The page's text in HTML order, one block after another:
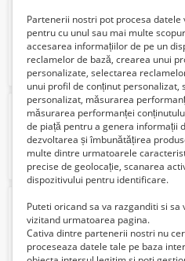
18500 Lei
NOU: Site-ul
200 Lei
1050 Lei
Partenerii nostri pot procesa datele
pentru cu unul sau mai multe
accesarea informațiilor de pe un
reclamelor de bază, crearea unui
personalizate, selectarea
unui profil de conținut personalizat,
personalizat, măsurarea
măsurarea performanței
de piață pentru a genera informații
dezvoltarea și îmbunătățirea
multe dintre urmatoarele
precise de geolocație, scanarea
dispozitivului pentru identificare.
Puteti oricand sa va razganditi si
vizitand urmatoarea pagina.
Cativa dintre partenerii nostri nu
proceseaza datele tale pe baza